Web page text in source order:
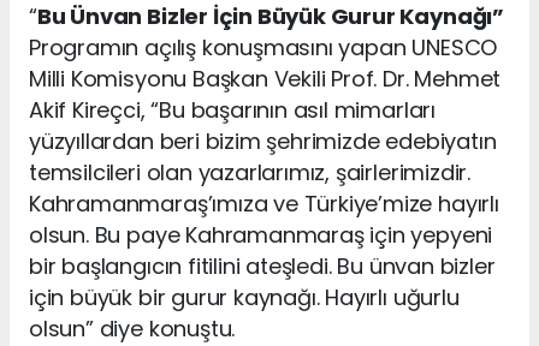
“Bu Ünvan Bizler İçin Büyük Gurur Kaynağı”
Programın açılış konuşmasını yapan UNESCO
Milli Komisyonu Başkan Vekili Prof. Dr. Mehmet
Akif Kireçci, “Bu başarının asıl mimarları
yüzyıllardan beri bizim şehrimizde edebiyatın
temsilcileri olan yazarlarımız, şairlerimizdir.
Kahramanmaraş’ımıza ve Türkiye’mize hayırlı
olsun. Bu paye Kahramanmaraş için yepyeni
bir başlangıcın fitilini ateşledi. Bu ünvan bizler
için büyük bir gurur kaynağı. Hayırlı uğurlu
olsun” diye konuştu.